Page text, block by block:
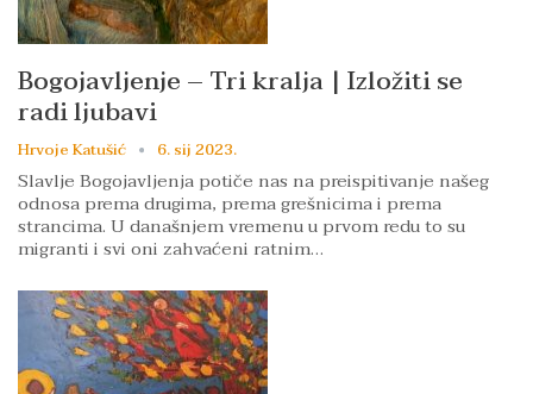
Bogojavljenje – Tri kralja | Izložiti se
radi ljubavi
Hrvoje Katušić 6. sij 2023.
Slavlje Bogojavljenja potiče nas na preispitivanje našeg
odnosa prema drugima, prema grešnicima i prema
strancima. U današnjem vremenu u prvom redu to su
migranti i svi oni zahvaćeni ratnim…